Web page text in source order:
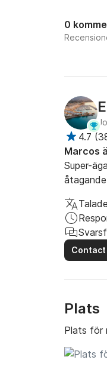
0
4.7 (
Marcos
Super-
Plats
Plats för